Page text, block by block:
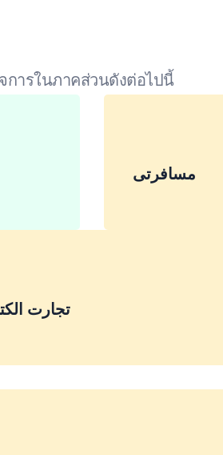
การในภาคส่วนดังต่อไปนี้
مسافرتی
تجارت